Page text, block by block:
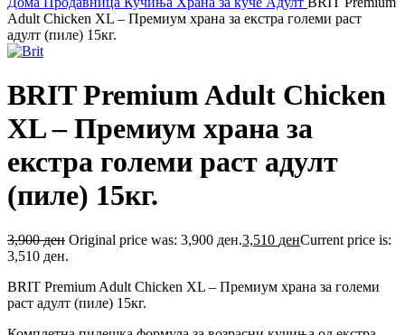
Adult Chicken ХL – Премиум храна за екстра големи раст
адулт (пиле) 15кг.
BRIT Premium Adult Chicken
ХL – Премиум храна за
екстра големи раст адулт
(пиле) 15кг.
3,900ден Original price was: 3,900 ден.3,510 денCurrent price is:
3,510 ден.
BRIT Premium Adult Chicken ХL – Премиум храна за големи
раст адулт (пиле) 15кг.